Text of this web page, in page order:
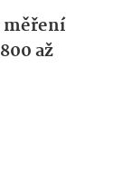
měření
800 až